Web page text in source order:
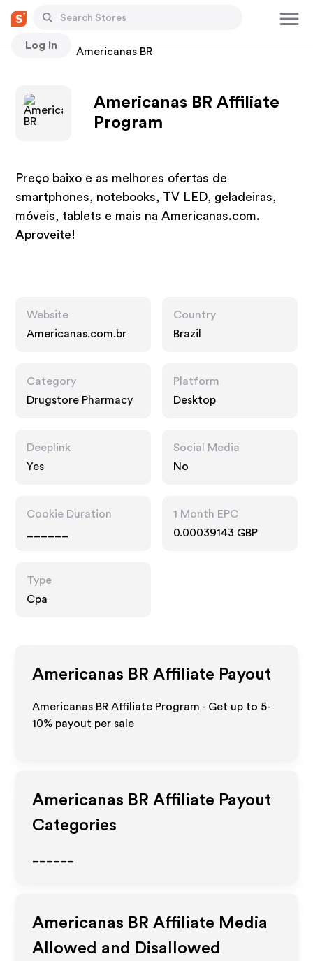
Log In
Stores Americanas BR
Americanas BR Affiliate
Program
Preço baixo e as melhores ofertas de
smartphones, notebooks, TV LED, geladeiras,
móveis, tablets e mais na Americanas.com.
Aproveite!
Website
Americanas.com.br
Country
Brazil
Category
Drugstore Pharmacy
Platform
Desktop
Deeplink
Yes
Social Media
No
Cookie Duration
1 Month EPC
0.00039143 GBP
Type
Cpa
Americanas BR Affiliate Payout
Americanas BR Affiliate Program - Get up to 5-
10% payout per sale
Americanas BR Affiliate Payout
Categories
Americanas BR Affiliate Media
Allowed and Disallowed